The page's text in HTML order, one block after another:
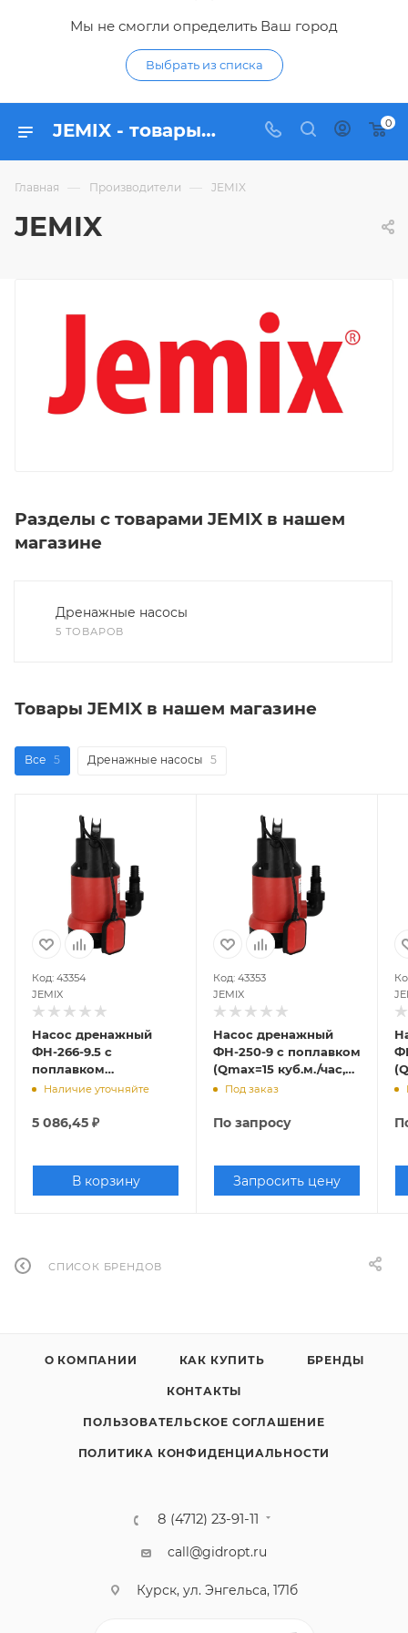
Мы не смогли определить Ваш город
Выбрать из списка
JEMIX - товары бренда в интернет-магазине Гидропромтехника 0
Главная — Производители — JEMIX
JEMIX
Разделы с товарами JEMIX в нашем
магазине
Дренажные насосы
5 ТОВАРОВ
Товары JEMIX в нашем магазине
Все 5 Дренажные насосы 5
Код: 43354
JEMIX
Насос дренажный
ФН-266-9.5 с
поплавком
(Qmax=15.96 куб.м./
Вт, кабель 8 м.)
Наличие уточняйте
5 086,45 ₽
В корзину
Код: 43353
JEMIX
Насос дренажный
ФН-250-9 с поплавком
(Qmax=15 куб.м./час,
Hmax=9 м., 900 Вт,
Под заказ
По запросу
Запросить цену
СПИСОК БРЕНДОВ
О КОМПАНИИ КАК КУПИТЬ БРЕНДЫ
КОНТАКТЫ
ПОЛЬЗОВАТЕЛЬСКОЕ СОГЛАШЕНИЕ
ПОЛИТИКА КОНФИДЕНЦИАЛЬНОСТИ
8 (4712) 23-91-11
call@gidropt.ru
Курск, ул. Энгельса, 171б